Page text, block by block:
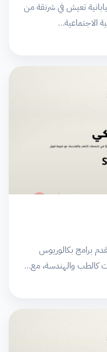
تعيش في شرنقة من
الاجتماعية…
اليابانية (تأسست 1949) تقدم برامج بكالوريوس
كالطب والهندسة، مع…